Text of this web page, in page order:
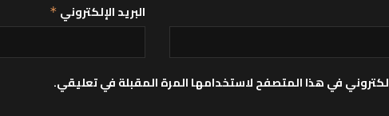
البريد الإلكتروني *
في هذا المتصفح لاستخدامها المرة المقبلة في تعليقي.